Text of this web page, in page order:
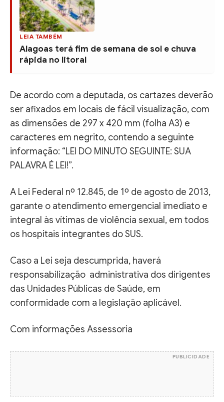
LEIA TAMBÉM
Alagoas terá fim de semana de sol e chuva
rápida no litoral
De acordo com a deputada, os cartazes deverão
ser afixados em locais de fácil visualização, com
as dimensões de 297 x 420 mm (folha A3) e
caracteres em negrito, contendo a seguinte
informação: “LEI DO MINUTO SEGUINTE: SUA
PALAVRA É LEI!”.
A Lei Federal nº 12.845, de 1º de agosto de 2013,
garante o atendimento emergencial imediato e
integral às vítimas de violência sexual, em todos
os hospitais integrantes do SUS.
Caso a Lei seja descumprida, haverá
responsabilização administrativa dos dirigentes
das Unidades Públicas de Saúde, em
conformidade com a legislação aplicável.
Com informações Assessoria
PUBLICIDADE